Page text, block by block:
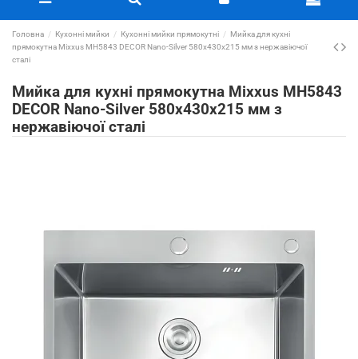
Головна Кухонні мийки Кухонні мийки прямокутні
Мийка для кухні
прямокутна Mixxus MH5843 DECOR Nano-Silver 580х430х215 мм з нержавіючої
сталі
Мийка для кухні прямокутна Mixxus MH5843
DECOR Nano-Silver 580х430х215 мм з
нержавіючої сталі